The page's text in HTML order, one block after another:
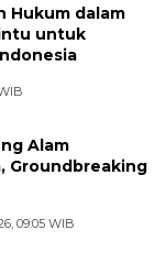
Hukum dalam
untuk
Alam
Groundbreaking
09:05 WIB